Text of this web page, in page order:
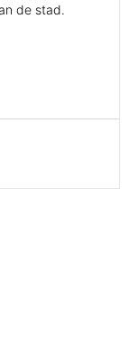
de stad.